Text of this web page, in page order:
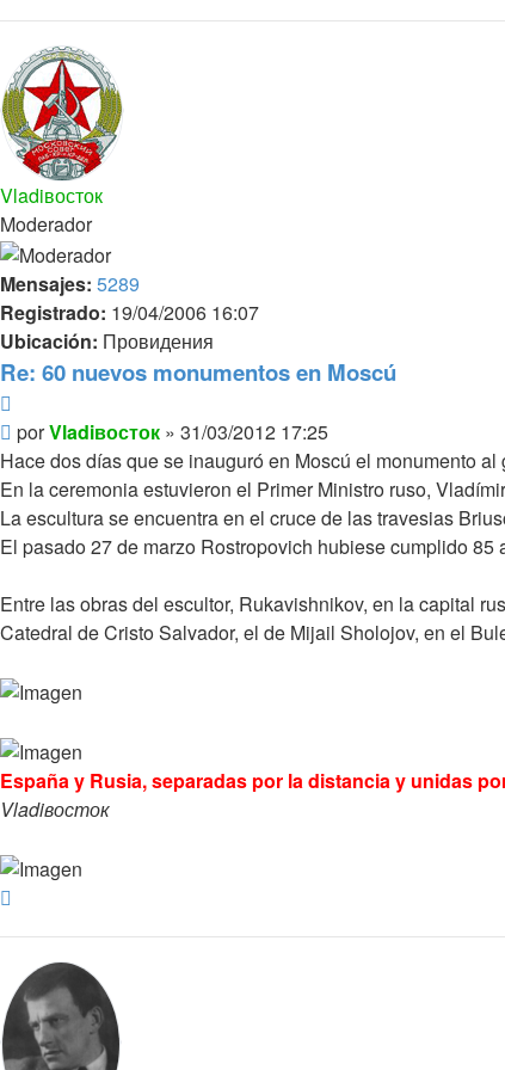
Vladiвосток
Moderador
Mensajes: 5289
Registrado: 19/04/2006 16:07
Ubicación: Провидения
Re: 60 nuevos monumentos en Moscú
Mensaje
porVladiвосток » 31/03/2012 17:25
Hace dos días que se inauguró en Moscú el monumento
En la ceremonia estuvieron el Primer Ministro ruso,
La escultura se encuentra en el cruce de las travesias
El pasado 27 de marzo Rostropovich hubiese cumplido 85
Entre las obras del escultor, Rukavishnikov, en la capital
Catedral de Cristo Salvador, el de Mijail Sholojov, en el
España y Rusia, separadas por la distancia y unidas
Vladiвосток